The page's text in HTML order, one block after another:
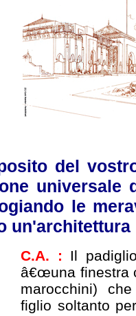
del
universale
le
C.A. : Il
â€œuna finestra
marocchini)
figlio soltanto